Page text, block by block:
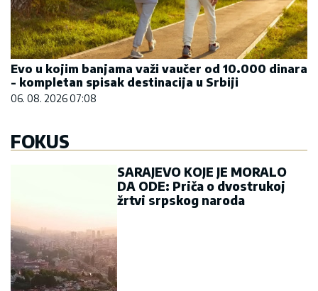
Evo u kojim banjama važi vaučer od 10.000 dinara
- kompletan spisak destinacija u Srbiji
06. 08. 2026 07:08
FOKUS
SARAJEVO KOJE JE MORALO
DA ODE: Priča o dvostrukoj
žrtvi srpskog naroda